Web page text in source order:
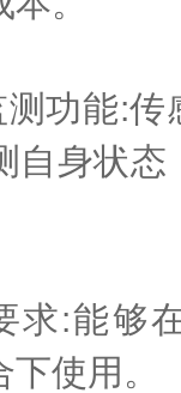
能:传
自身状
:能够在
使用。